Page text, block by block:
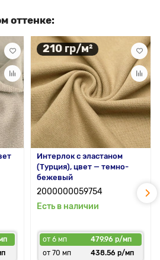
оттенке:
210 гр/м²
Интерлок с эластаном
(Турция), цвет — темно-
бежевый
2000000059754
Есть в наличии
от 6 мп
479.96 р/мп
от 70 мп
438.56 р/мп